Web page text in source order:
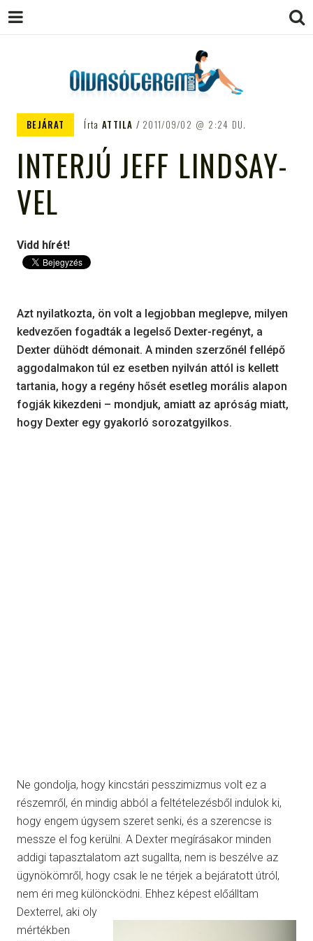
OLVASÓTEREM.COM – AZ
EGÉSZSÉGES OLVASÁS
TÁMOGATÓJA
BEJÁRAT Írta ATTILA 2011/09/02 2:24 DU.
INTERJÚ JEFF LINDSAY-
VEL
Vidd hírét!
Azt nyilatkozta, ön volt a legjobban meglepve, milyen
kedvezően fogadták a legelső Dexter-regényt, a
Dexter dühödt démonait. A minden szerzőnél fellépő
aggodalmakon túl ez esetben nyilván attól is kellett
tartania, hogy a regény hősét esetleg morális alapon
fogják kikezdeni – mondjuk, amiatt az apróság miatt,
hogy Dexter egy gyakorló sorozatgyilkos.
Ne gondolja, hogy kincstári pesszimizmus volt ez a
részemről, én mindig abból a feltételezésből indulok ki,
hogy engem úgysem szeret senki, és a szerencse is
messze el fog kerülni. A Dexter megírásakor minden
addigi tapasztalatom azt sugallta, nem is beszélve az
ügynökömről, hogy csak le ne térjek a bejáratott útról,
nem éri meg különcködni. Ehhez képest előálltam
Dexterrel, aki oly
mértékben